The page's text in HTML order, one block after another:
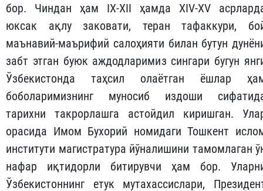
бор. Чиндан ҳам IX-XII ҳамда XIV-XV
юксак ақлу заковати, теран тафаккури,
маънавий-маърифий салоҳияти билан бутун
забт этган буюк аждодларимиз сингари бугун
Ўзбекистонда таҳсил олаётган ёшлар
боболаримизнинг муносиб издоши
тарихни такрорлашга астойдил киришган.
орасида Имом Бухорий номидаги Тошкент
институти магистратура йўналишини тамомлаган
нафар иқтидорли битирувчи ҳам бор.
Ўзбекистоннинг етук мутахассислари,